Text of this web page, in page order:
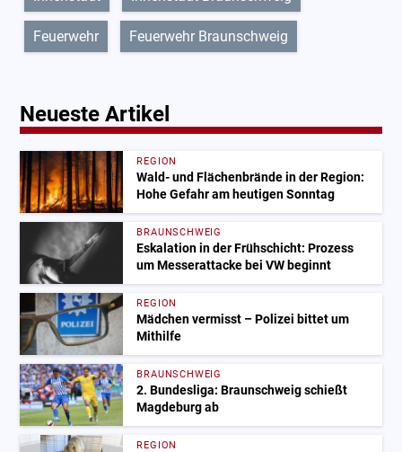
Feuerwehr Feuerwehr Braunschweig
Neueste Artikel
REGION
Wald- und Flächenbrände in der Region:
Hohe Gefahr am heutigen Sonntag
BRAUNSCHWEIG
Eskalation in der Frühschicht: Prozess
um Messerattacke bei VW beginnt
REGION
Mädchen vermisst – Polizei bittet um
Mithilfe
BRAUNSCHWEIG
2. Bundesliga: Braunschweig schießt
Magdeburg ab
REGION